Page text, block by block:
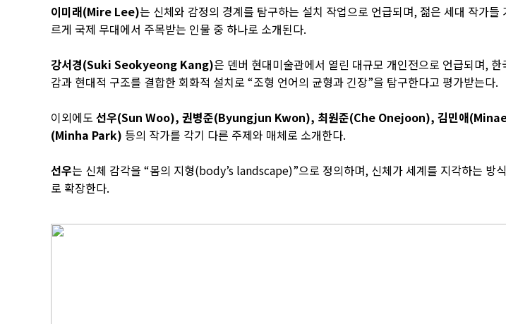
이미래(Mire Lee)는 신체와 감정의 경계를 탐구하는 설치 작업으로 언급되며, 젊은 세대 작가들
르게 국제 무대에서 주목받는 인물 중 하나로 소개된다.
강서경(Suki Seokyeong Kang)은 덴버 현대미술관에서 열린 대규모 개인전으로 언급되며, 한
감과 현대적 구조를 결합한 회화적 설치로 “조형 언어의 균형과 긴장”을 탐구한다고 평가받는다.
이외에도 선우(Sun Woo), 권병준(Byungjun Kwon), 최원준(Che Onejoon), 김민애
(Minha Park) 등의 작가를 각기 다른 주제와 매체로 소개한다.
선우는 신체 감각을 “몸의 지형(body’s landscape)”으로 정의하며, 신체가 세계를 지각하는 방
로 확장한다.